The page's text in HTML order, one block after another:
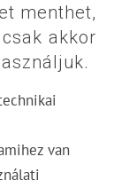
menthet,
akkor
van